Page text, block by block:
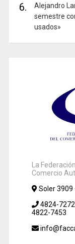
6.
Alejandro
semestre
usados»
La
Comercio
Soler 3909
4824-
4822-7453